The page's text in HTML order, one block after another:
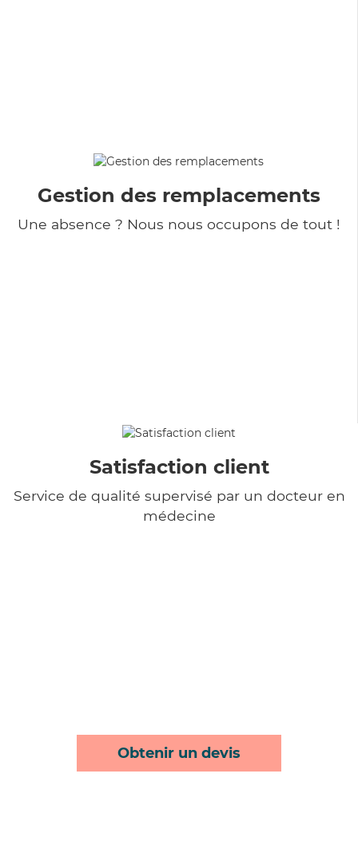
Gestion des remplacements
Une absence ? Nous nous occupons de tout !
Satisfaction client
Service de qualité supervisé par un docteur en
médecine
Obtenir un devis